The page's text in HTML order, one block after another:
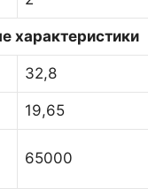
характеристики
32,8
19,65
65000